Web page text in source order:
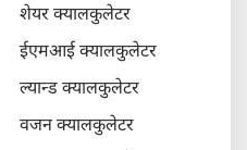
शेयर क्यालकुलेटर
ईएमआई क्यालकुलेटर
ल्यान्ड क्यालकुलेटर
वजन क्यालकुलेटर